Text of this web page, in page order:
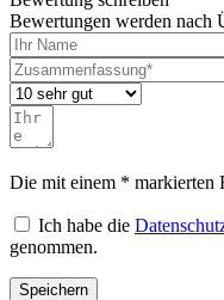
Bewertungen werden nach
Die mit einem * markierten
Ich habe die
genommen.
Speichern